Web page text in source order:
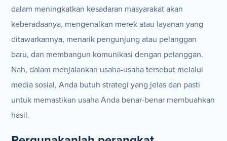
dalam meningkatkan kesadaran masyarakat akan
keberadaanya, mengenalkan merek atau layanan yang
ditawarkannya, menarik pengunjung atau pelanggan
baru, dan membangun komunikasi dengan pelanggan.
Nah, dalam menjalankan usaha-usaha tersebut melalui
media sosial, Anda butuh strategi yang jelas dan pasti
untuk memastikan usaha Anda benar-benar membuahkan
hasil.